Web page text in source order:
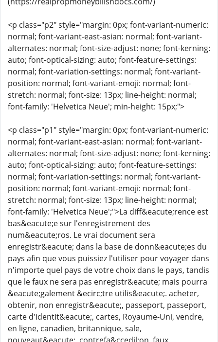
<p class="p2" style="margin: 0px; font-variant-numeric:
normal; font-variant-east-asian: normal; font-variant-
alternates: normal; font-size-adjust: none; font-kerning:
auto; font-optical-sizing: auto; font-feature-settings:
normal; font-variation-settings: normal; font-variant-
position: normal; font-variant-emoji: normal; font-
stretch: normal; font-size: 13px; line-height: normal;
font-family: 'Helvetica Neue'; min-height: 15px;">
<p class="p1" style="margin: 0px; font-variant-numeric:
normal; font-variant-east-asian: normal; font-variant-
alternates: normal; font-size-adjust: none; font-kerning:
auto; font-optical-sizing: auto; font-feature-settings:
normal; font-variation-settings: normal; font-variant-
position: normal; font-variant-emoji: normal; font-
stretch: normal; font-size: 13px; line-height: normal;
font-family: 'Helvetica Neue';">La diff&eacute;rence est
bas&eacute;e sur l'enregistrement des
num&eacute;ros. Le vrai document sera
enregistr&eacute; dans la base de donn&eacute;es du
pays afin que vous puissiez l'utiliser pour voyager dans
n'importe quel pays de votre choix dans le pays, tandis
que le faux ne sera pas enregistr&eacute; mais pourra
&eacute;galement &ecirc;tre utilis&eacute;. acheter,
obtenir, non enregistr&eacute;, passeport, passeport,
carte d'identit&eacute;, cartes, Royaume-Uni, vendre,
en ligne, canadien, britannique, sale,